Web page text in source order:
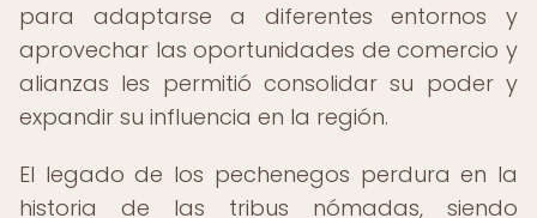
para adaptarse a diferentes entornos y
aprovechar las oportunidades de comercio y
alianzas les permitió consolidar su poder y
expandir su influencia en la región.
El legado de los pechenegos perdura en la
historia de las tribus nómadas, siendo